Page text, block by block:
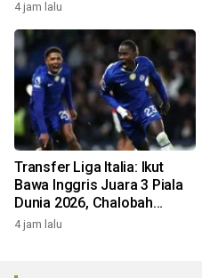
4 jam lalu
Transfer Liga Italia: Ikut
Bawa Inggris Juara 3 Piala
Dunia 2026, Chalobah
Resmi Gabung Como 1907
4 jam lalu